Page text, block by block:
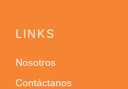
LINKS
Nosotros
Contáctanos